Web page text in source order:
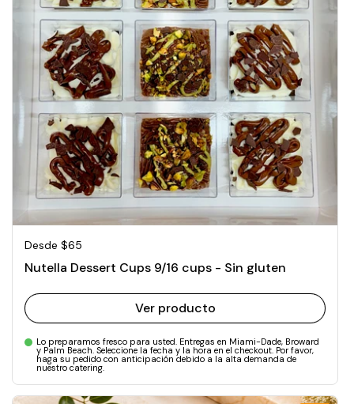
Precio normal
Desde $65
Nutella Dessert Cups 9/16 cups - Sin gluten
Ver producto
Lo preparamos fresco para usted. Entregas en Miami-Dade, Broward
y Palm Beach. Seleccione la fecha y la hora en el checkout. Por favor,
haga su pedido con anticipación debido a la alta demanda de
nuestro catering.